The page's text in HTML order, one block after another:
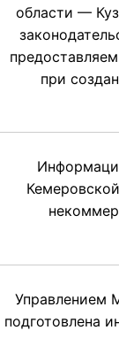
области —
при
Управлением
подготовлена